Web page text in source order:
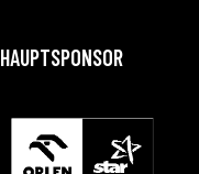
HAUPTSPONSOR